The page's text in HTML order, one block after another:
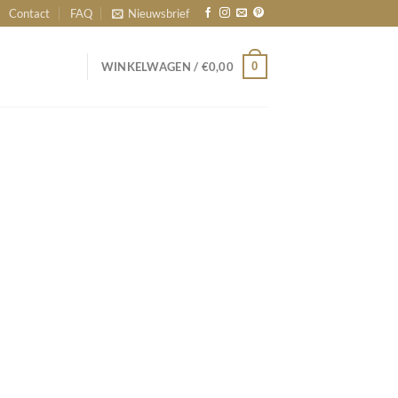
Contact FAQ Nieuwsbrief
WINKELWAGEN / €0,00 0